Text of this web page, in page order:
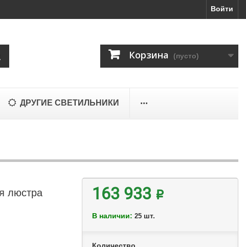
Войти
Корзина (пусто)
ДРУГИЕ СВЕТИЛЬНИКИ ...
люстра
163 933 ₽
В наличии: 25 шт.